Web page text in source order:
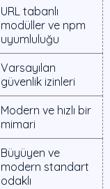
URL tabanlı
modüller ve npm
uyumluluğu
Varsayılan
güvenlik izinleri
Modern ve hızlı bir
mimari
Büyüyen ve
modern standart
odaklı